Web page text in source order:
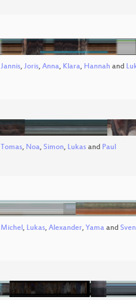
Jannis, Joris, Anna, Klara, Hannah and
Tomas, Noa, Simon, Lukas and Paul
Michel, Lukas, Alexander, Yama and